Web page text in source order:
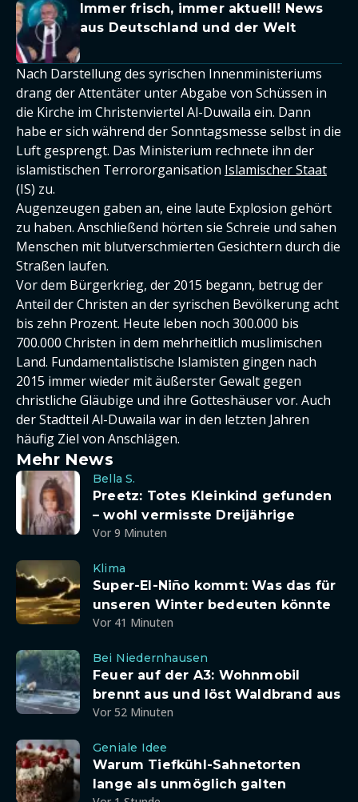
Immer frisch, immer aktuell! News
aus Deutschland und der Welt
Nach Darstellung des syrischen Innenministeriums
drang der Attentäter unter Abgabe von Schüssen in
die Kirche im Christenviertel Al-Duwaila ein. Dann
habe er sich während der Sonntagsmesse selbst in die
Luft gesprengt. Das Ministerium rechnete ihn der
islamistischen Terrororganisation Islamischer Staat
(IS) zu.
Augenzeugen gaben an, eine laute Explosion gehört
zu haben. Anschließend hörten sie Schreie und sahen
Menschen mit blutverschmierten Gesichtern durch die
Straßen laufen.
Vor dem Bürgerkrieg, der 2015 begann, betrug der
Anteil der Christen an der syrischen Bevölkerung acht
bis zehn Prozent. Heute leben noch 300.000 bis
700.000 Christen in dem mehrheitlich muslimischen
Land. Fundamentalistische Islamisten gingen nach
2015 immer wieder mit äußerster Gewalt gegen
christliche Gläubige und ihre Gotteshäuser vor. Auch
der Stadtteil Al-Duwaila war in den letzten Jahren
häufig Ziel von Anschlägen.
Mehr News
Bella S.
Preetz: Totes Kleinkind gefunden
– wohl vermisste Dreijährige
Vor 9 Minuten
Klima
Super-El-Niño kommt: Was das für
unseren Winter bedeuten könnte
Vor 41 Minuten
Bei Niedernhausen
Feuer auf der A3: Wohnmobil
brennt aus und löst Waldbrand aus
Vor 52 Minuten
Geniale Idee
Warum Tiefkühl-Sahnetorten
lange als unmöglich galten